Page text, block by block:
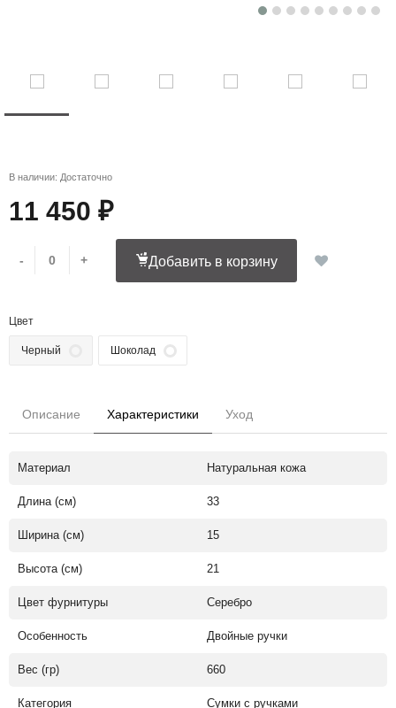
В наличии: Достаточно
11 450 ₽
- + Добавить в корзину
Цвет
Черный Шоколад
Описание Характеристики Уход
Материал Натуральная кожа
Длина (см) 33
Ширина (см) 15
Высота (см) 21
Цвет фурнитуры Серебро
Особенность Двойные ручки
Вес (гр) 660
Категория Сумки с ручками